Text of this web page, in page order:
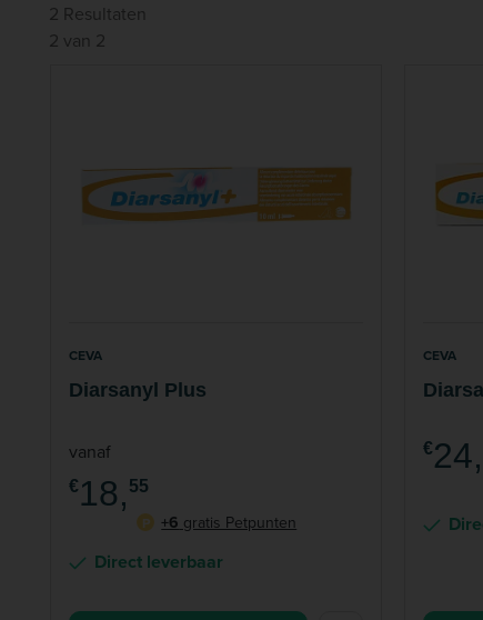
2 Resultaten
2 van 2
CEVA
Diarsanyl Plus
vanaf
€18, 55
P
+6 gratis Petpunten
Direct leverbaar
CEVA
€24,